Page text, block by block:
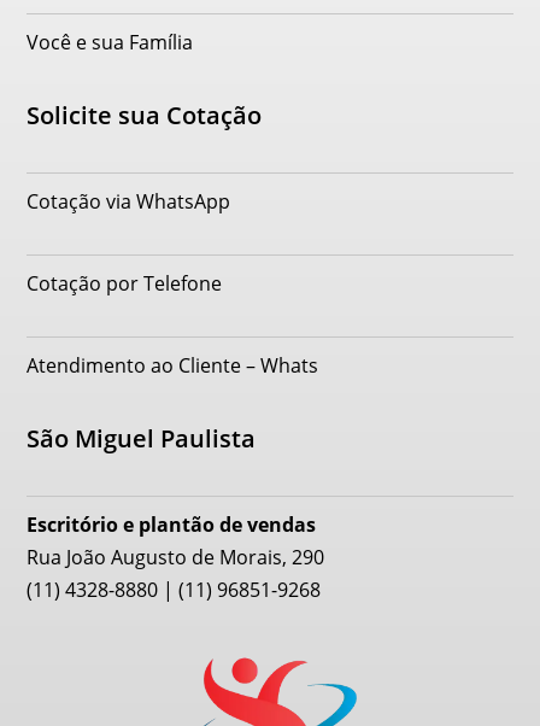
Você e sua Família
Solicite sua Cotação
Cotação via WhatsApp
Cotação por Telefone
Atendimento ao Cliente – Whats
São Miguel Paulista
Escritório e plantão de vendas
Rua João Augusto de Morais, 290
(11) 4328-8880 | (11) 96851-9268